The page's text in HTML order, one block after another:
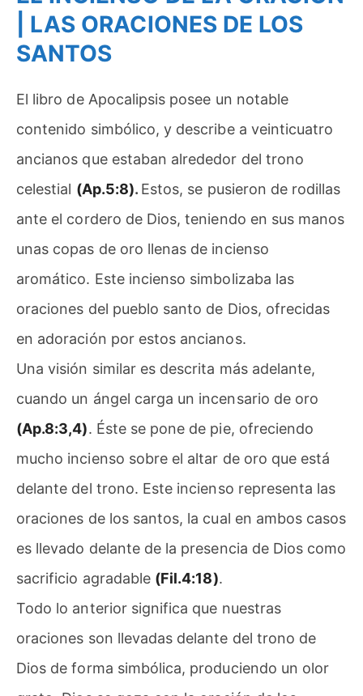
| LAS ORACIONES DE LOS
SANTOS
El libro de Apocalipsis posee un notable
contenido simbólico, y describe a veinticuatro
ancianos que estaban alrededor del trono
celestial (Ap.5:8). Estos, se pusieron de rodillas
ante el cordero de Dios, teniendo en sus manos
unas copas de oro llenas de incienso
aromático. Este incienso simbolizaba las
oraciones del pueblo santo de Dios, ofrecidas
en adoración por estos ancianos.
Una visión similar es descrita más adelante,
cuando un ángel carga un incensario de oro
(Ap.8:3,4). Éste se pone de pie, ofreciendo
mucho incienso sobre el altar de oro que está
delante del trono. Este incienso representa las
oraciones de los santos, la cual en ambos casos
es llevado delante de la presencia de Dios como
sacrificio agradable (Fil.4:18).
Todo lo anterior significa que nuestras
oraciones son llevadas delante del trono de
Dios de forma simbólica, produciendo un olor